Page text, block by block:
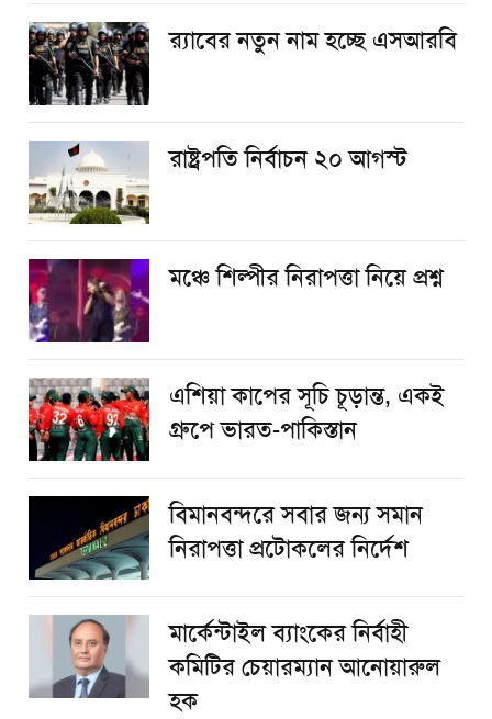
র‌্যাবের নতুন নাম হচ্ছে এসআরবি
রাষ্ট্রপতি নির্বাচন ২০ আগস্ট
​মঞ্চে শিল্পীর নিরাপত্তা নিয়ে প্রশ্ন
এশিয়া কাপের সূচি চূড়ান্ত, একই
গ্রুপে ভারত-পাকিস্তান
বিমানবন্দরে সবার জন্য সমান
নিরাপত্তা প্রটোকলের নির্দেশ
মার্কেন্টাইল ব্যাংকের নির্বাহী
কমিটির চেয়ারম্যান আনোয়ারুল
হক